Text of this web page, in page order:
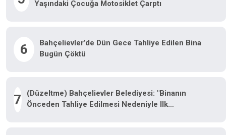
Yaşındaki Çocuğa Motosiklet Çarptı
6
Bahçelievler’de Dün Gece Tahliye Edilen Bina
Bugün Çöktü
7
(Düzeltme) Bahçelievler Belediyesi: "Binanın
Önceden Tahliye Edilmesi Nedeniyle Ilk